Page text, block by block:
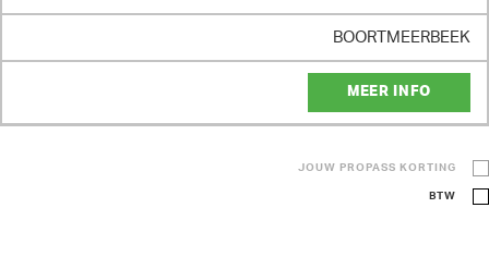
BOORTMEERBEEK
MEER INFO
JOUW PROPASS KORTING
BTW